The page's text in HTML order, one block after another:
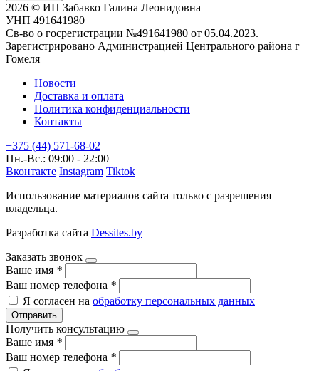
2026 © ИП Забавко Галина Леонидовна
УНП 491641980
Св-во о госрегистрации №491641980 от 05.04.2023.
Зарегистрировано Администрацией Центрального района г
Гомеля
Новости
Доставка и оплата
Политика конфиденциальности
Контакты
+375 (44) 571-68-02
Пн.-Вс.: 09:00 - 22:00
Вконтакте Instagram Tiktok
Использование материалов сайта только с разрешения
владельца.
Разработка сайта Dessites.by
Заказать звонок
Ваше имя *
Ваш номер телефона *
Я согласен на обработку персональных данных
Отправить
Получить консультацию
Ваше имя *
Ваш номер телефона *